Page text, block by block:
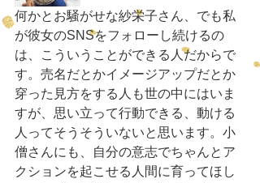
何かとお騒がせな紗栄子さん、でも私
が彼女のSNSをフォローし続けるの
は、こういうことができる人だからで
す。売名だとかイメージアップだとか
穿った見方をする人も世の中にはいま
すが、思い立って行動できる、動ける
人ってそうそういないと思います。小
僧さんにも、自分の意志でちゃんとア
クションを起こせる人間に育ってほし